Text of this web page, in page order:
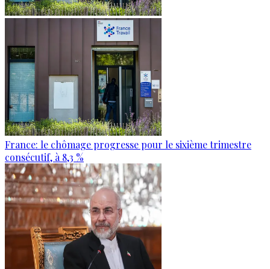
France: le chômage progresse pour le sixième trimestre
consécutif, à 8,3 %